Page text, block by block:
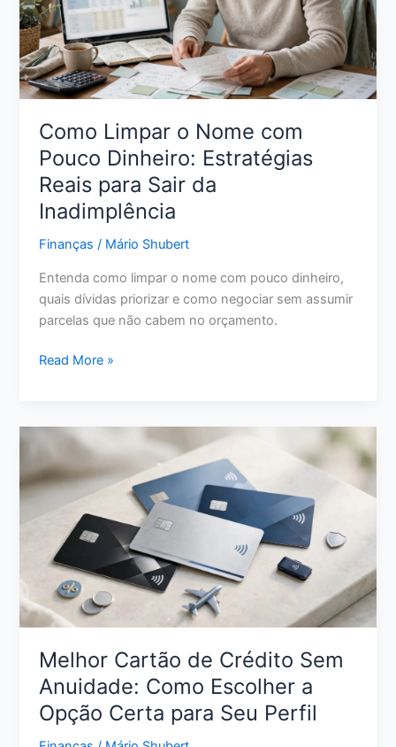
Melhorar
Sua
Pontuação
Como Limpar o Nome com
Pouco Dinheiro: Estratégias
Reais para Sair da
Inadimplência
Finanças / Mário Shubert
Entenda como limpar o nome com pouco dinheiro,
quais dívidas priorizar e como negociar sem assumir
parcelas que não cabem no orçamento.
Como
Nome
Pouco
Dinheiro:
Reais
para
Sair
da
Inadimplência
Read More »
Melhor Cartão de Crédito Sem
Anuidade: Como Escolher a
Opção Certa para Seu Perfil